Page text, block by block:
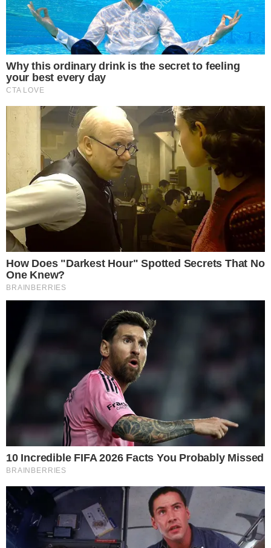
วิธีที่ 5 ใช้ผงแก้สีตก ยี่ห้อ รันอะเวย์ ผสมกับน้ำร้อน ต้มทิ้งไว้ 10 นาที
จากนั้นนำผ้าที่สีตกลงไปแช่ในหม้อ หรือจุ่มไปเพียงบริเวณที่สีตกอีก
10 นาที พอครบเวลาให้ทำการขยี้บริเวณที่สีตก หรือใช้แปรงขัดก็ได้
ทำอย่ างนี้ซ้ำกัน 2 รอบ ก็จะสังเกตเห็นว่าสีที่ตกค่อยๆหลุดออกไป
แล้ว